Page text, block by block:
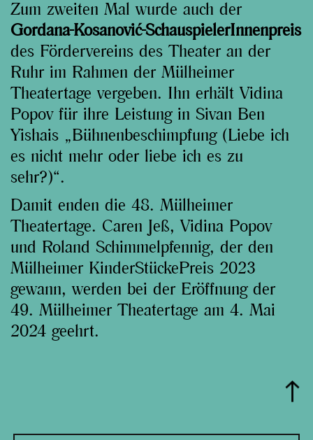
Zum zweiten Mal wurde auch der
Gordana-Kosanović-SchauspielerInnenpreis
des Fördervereins des Theater an der
Ruhr im Rahmen der Mülheimer
Theatertage vergeben. Ihn erhält Vidina
Popov für ihre Leistung in Sivan Ben
Yishais „Bühnenbeschimpfung (Liebe ich
es nicht mehr oder liebe ich es zu
sehr?)“.
Damit enden die 48. Mülheimer
Theatertage. Caren Jeß, Vidina Popov
und Roland Schimmelpfennig, der den
Mülheimer KinderStückePreis 2023
gewann, werden bei der Eröffnung der
49. Mülheimer Theatertage am 4. Mai
2024 geehrt.